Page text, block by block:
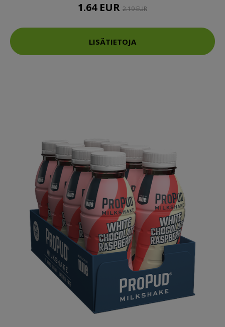
1.64 EUR 2.19 EUR
LISÄTIETOJA